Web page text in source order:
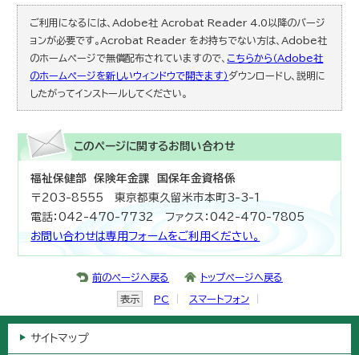
ご利用になるには、Adobe社 Acrobat Reader 4.0以降のバージ
ョンが必要です。Acrobat Reader をお持ちでない方は、Adobe社
のホームページで無償配布されていますので、 こちらから（Adobe社
のホームページを新しいウィンドウで開きます）ダウンロードし、説明に
したがってインストールしてください。
このページに関するお問い合わせ
福祉保健部 保険年金課 国保年金資格係
〒203-8555 東京都東久留米市本町3-3-1
電話：042-470-7732 ファクス：042-470-7805
お問い合わせは専用フォームをご利用ください。
前のページへ戻る トップページへ戻る
表示 PC スマートフォン
サイトマップ